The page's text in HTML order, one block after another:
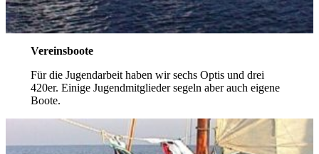
Vereinsboote
Für die Jugendarbeit haben wir sechs Optis und drei
420er. Einige Jugendmitglieder segeln aber auch eigene
Boote.